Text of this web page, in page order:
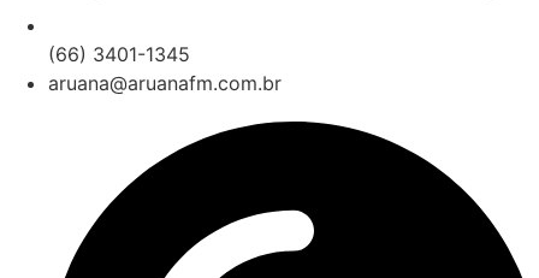
(66) 3401-1345
aruana@aruanafm.com.br